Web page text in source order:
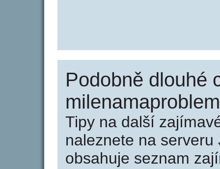
Podobně dlouhé
Tipy na další
naleznete na serveru
obsahuje seznam